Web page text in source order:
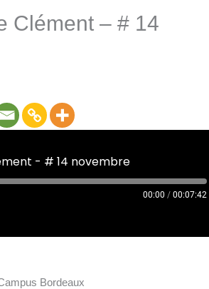
Clément – # 14
- # 14 novembre
00:00 / 00:07:42
Bordeaux